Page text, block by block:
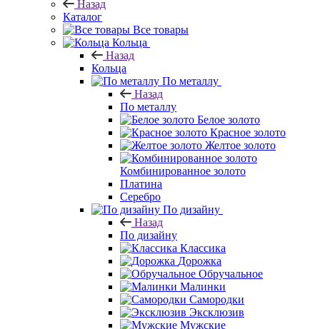
Назад
Каталог
Все товары
Кольца
Назад
Кольца
По металлу
Назад
По металлу
Белое золото
Красное золото
Желтое золото
Комбинированное золото
Платина
Серебро
По дизайну
Назад
По дизайну
Классика
Дорожка
Обручальное
Малинки
Самородки
Эксклюзив
Мужские